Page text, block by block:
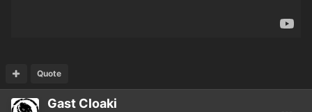
Quote
Gast Cloaki